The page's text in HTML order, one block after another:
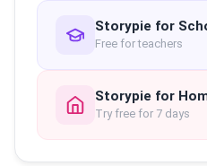
Storypie for
Free for teachers
Storypie for
Try free for 7 days